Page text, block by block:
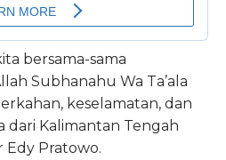
bersama-sama
Subhanahu Wa Ta’ala
keselamatan, dan
dari Kalimantan Tengah
Edy Pratowo.